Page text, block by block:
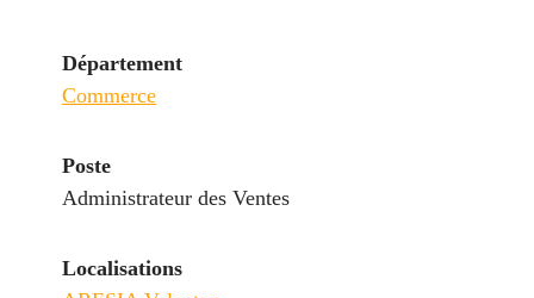
Département
Commerce
Poste
Administrateur des Ventes
Localisations